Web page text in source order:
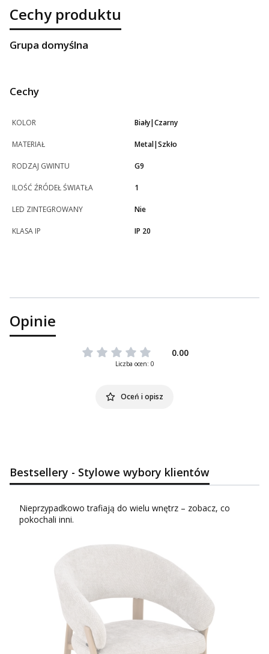
Cechy produktu
Grupa domyślna
Cechy
KOLOR Biały|Czarny
MATERIAŁ Metal|Szkło
RODZAJ GWINTU G9
ILOŚĆ ŹRÓDEŁ ŚWIATŁA 1
LED ZINTEGROWANY Nie
KLASA IP IP 20
Opinie
0.00
Liczba ocen: 0
Oceń i opisz
Bestsellery - Stylowe wybory klientów
Nieprzypadkowo trafiają do wielu wnętrz – zobacz, co
pokochali inni.